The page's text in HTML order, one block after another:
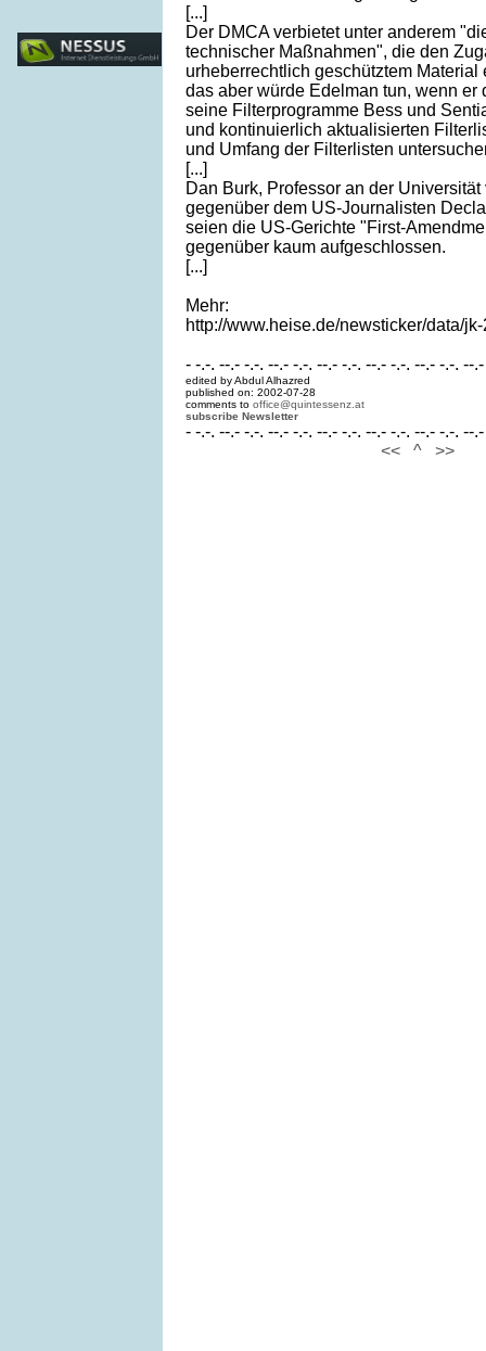
[...]
Der DMCA verbietet unter anderem
technischer Maßnahmen", die den
urheberrechtlich geschütztem Material
das aber würde Edelman tun, wenn er
seine Filterprogramme Bess und
und kontinuierlich aktualisierten
und Umfang der Filterlisten
[...]
Dan Burk, Professor an der
gegenüber dem US-Journalisten
seien die US-Gerichte "First-
gegenüber kaum aufgeschlossen.
[...]
Mehr:
http://www.heise.de/newsticker/data/
- -.-. --.- -.-. --.- -.-. --.- -.-. --.- -.-. --.- -.-. --.-
edited by Abdul Alhazred
published on: 2002-07-28
comments to office@quintessenz.at
subscribe Newsletter
- -.-. --.- -.-. --.- -.-. --.- -.-. --.- -.-. --.- -.-. --.-
<<
^ >>